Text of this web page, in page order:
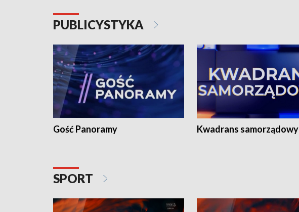
PUBLICYSTYKA
Gość Panoramy Kwadrans samorządowy
SPORT